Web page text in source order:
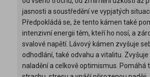
jasnosti a soustředění ve vypjatých
Předpokládá se, že tento kámen také
intenzivní energii těm, kteří ho nosí, a
svalové napětí. Lávový kámen zvyšuje
odhodlání, také odvahu a vitalitu.
naladění a celkově optimismus. Pomáhá